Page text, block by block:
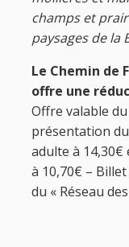
champs et
paysages de la
Le Chemin de
offre une
Offre valable
présentation
adulte à
à 10,70€ –
du « Réseau